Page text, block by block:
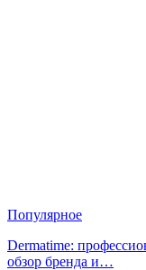
Популярное
Dermatime:
обзор бренда и…